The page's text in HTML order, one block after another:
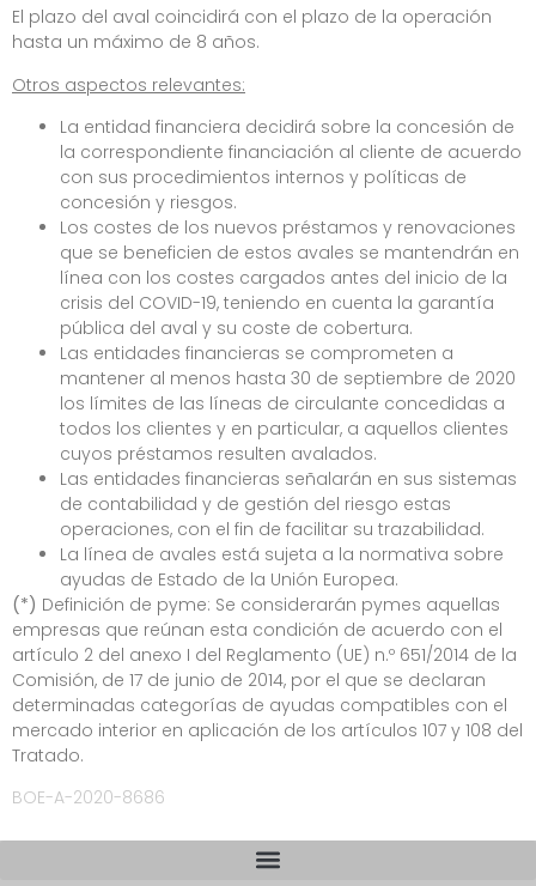
El plazo del aval coincidirá con el plazo de la operación
hasta un máximo de 8 años.
Otros aspectos relevantes:
La entidad financiera decidirá sobre la concesión de
la correspondiente financiación al cliente de acuerdo
con sus procedimientos internos y políticas de
concesión y riesgos.
Los costes de los nuevos préstamos y renovaciones
que se beneficien de estos avales se mantendrán en
línea con los costes cargados antes del inicio de la
crisis del COVID-19, teniendo en cuenta la garantía
pública del aval y su coste de cobertura.
Las entidades financieras se comprometen a
mantener al menos hasta 30 de septiembre de 2020
los límites de las líneas de circulante concedidas a
todos los clientes y en particular, a aquellos clientes
cuyos préstamos resulten avalados.
Las entidades financieras señalarán en sus sistemas
de contabilidad y de gestión del riesgo estas
operaciones, con el fin de facilitar su trazabilidad.
La línea de avales está sujeta a la normativa sobre
ayudas de Estado de la Unión Europea.
(*) Definición de pyme: Se considerarán pymes aquellas
empresas que reúnan esta condición de acuerdo con el
artículo 2 del anexo I del Reglamento (UE) n.º 651/2014 de la
Comisión, de 17 de junio de 2014, por el que se declaran
determinadas categorías de ayudas compatibles con el
mercado interior en aplicación de los artículos 107 y 108 del
Tratado.
BOE-A-2020-8686